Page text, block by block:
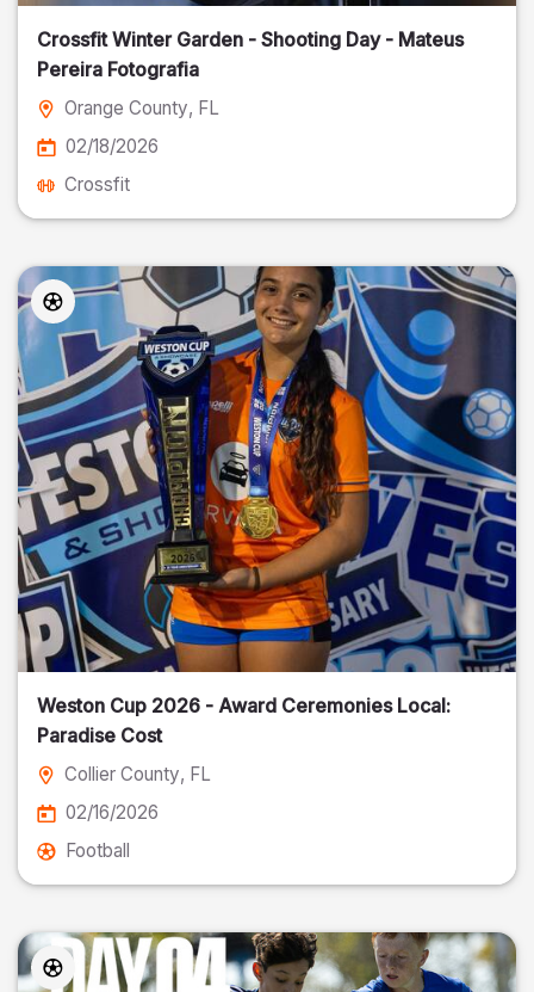
Crossfit Winter Garden - Shooting Day - Mateus
Pereira Fotografia
Orange County, FL
02/18/2026
Crossfit
Weston Cup 2026 - Award Ceremonies Local:
Paradise Cost
Collier County, FL
02/16/2026
Football